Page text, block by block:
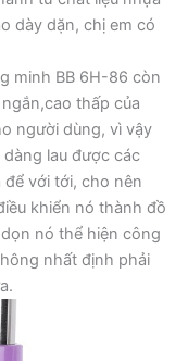
dày dặn, chị em có
minh BB 6H-86 còn
thấp của
người dùng, vì vậy
lau được các
với tới, cho nên
khiển nó thành đồ
nó thể hiện công
nhất định phải